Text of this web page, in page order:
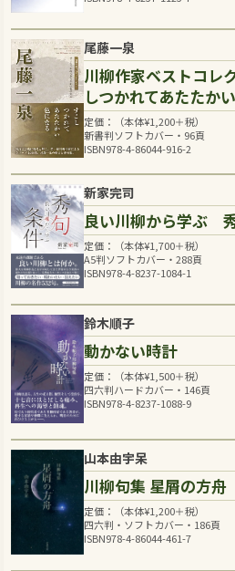
尾藤一泉
川柳作家ベストコレ
しつかれてあたたか
定価：（本体¥1,200＋税）
新書判ソフトカバー・96頁
ISBN978-4-86044-916-2
新家完司
良い川柳から学ぶ
定価：（本体¥1,700＋税）
A5判ソフトカバー・288頁
ISBN978-4-8237-1084-1
鈴木順子
動かない時計
定価：（本体¥1,500＋税）
四六判ハードカバー・146頁
ISBN978-4-8237-1088-9
山本由宇呆
川柳句集 星屑の方舟
定価：（本体¥1,200＋税）
四六判・ソフトカバー・186頁
ISBN978-4-86044-461-7